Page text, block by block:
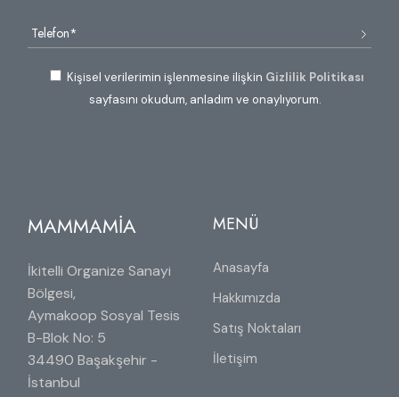
Kişisel verilerimin işlenmesine ilişkin Gizlilik Politikası
sayfasını okudum, anladım ve onaylıyorum.
MAMMAMİA
İkitelli Organize Sanayi
Bölgesi,
Aymakoop Sosyal Tesis
B-Blok No: 5
34490 Başakşehir -
İstanbul
MENÜ
Anasayfa
Hakkımızda
Satış Noktaları
İletişim